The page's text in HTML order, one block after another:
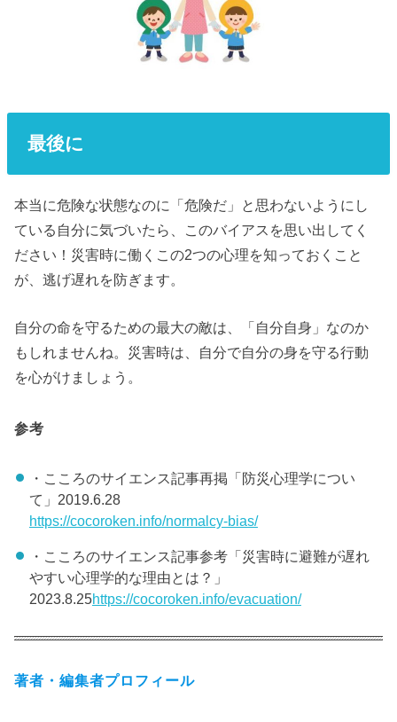
最後に
本当に危険な状態なのに「危険だ」と思わないようにし
ている自分に気づいたら、このバイアスを思い出してく
ださい！災害時に働くこの2つの心理を知っておくこと
が、逃げ遅れを防ぎます。
自分の命を守るための最大の敵は、「自分自身」なのか
もしれませんね。災害時は、自分で自分の身を守る行動
を心がけましょう。
参考
・こころのサイエンス記事再掲「防災心理学につい
て」2019.6.28
https://cocoroken.info/normalcy-bias/
・こころのサイエンス記事参考「災害時に避難が遅れ
やすい心理学的な理由とは？」
2023.8.25https://cocoroken.info/evacuation/
著者・編集者プロフィール